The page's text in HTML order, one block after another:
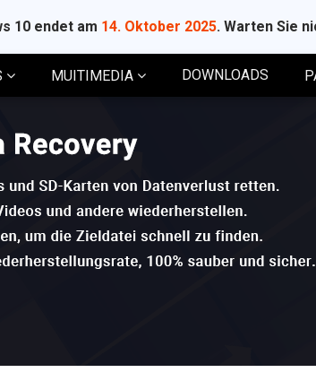
10 endet am 14. Oktober 2025. Warten Sie
MUITIMEDIA DOWNLOADS